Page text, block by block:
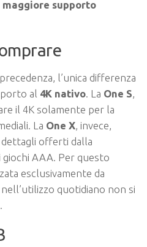
maggiore supporto
l’unica differenza
al 4K nativo. La One S,
il 4K solamente per la
La One X, invece,
offerti dalla
AAA. Per questo
esclusivamente da
quotidiano non si